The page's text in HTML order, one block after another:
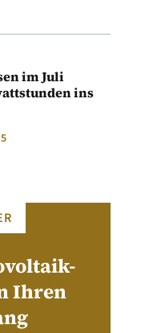
im Juli
ins
5
Ihren